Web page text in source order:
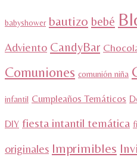
babyshower bautizo bebé
Adviento CandyBar
Comuniones comunión niña
infantil Cumpleaños Temáticos
DIY fiesta intantil temática
originales Imprimibles